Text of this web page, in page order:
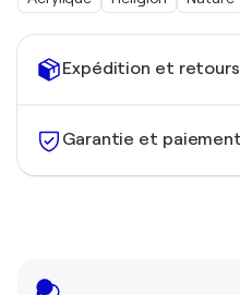
Expédition et retours
Garantie et paiement